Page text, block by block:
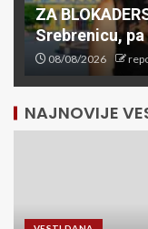
ZA
Srebrenicu,
08/08/2026
NAJNOVIJE